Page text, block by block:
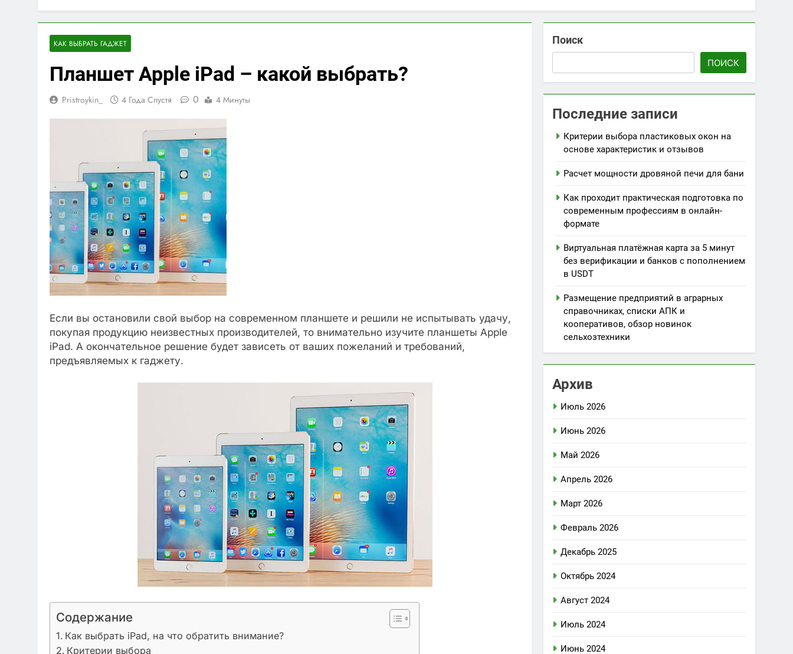
КАК ВЫБРАТЬ ГАДЖЕТ
Планшет Apple iPad – какой выбрать?
Pristroykin_ 4 Года Спустя 0 4 Минуты
Если вы остановили свой выбор на современном планшете и решили не испытывать удачу,
покупая продукцию неизвестных производителей, то внимательно изучите планшеты Apple
iPad. А окончательное решение будет зависеть от ваших пожеланий и требований,
предъявляемых к гаджету.
Содержание
Как выбрать iPad, на что обратить внимание?
Критерии выбора
Поиск
ПОИСК
Последние записи
Критерии выбора пластиковых окон на
основе характеристик и отзывов
Расчет мощности дровяной печи для бани
Как проходит практическая подготовка по
современным профессиям в онлайн-
формате
Виртуальная платёжная карта за 5 минут
без верификации и банков с пополнением
в USDT
Размещение предприятий в аграрных
справочниках, списки АПК и
кооперативов, обзор новинок
сельхозтехники
Архив
Июль 2026
Июнь 2026
Май 2026
Апрель 2026
Март 2026
Февраль 2026
Декабрь 2025
Октябрь 2024
Август 2024
Июль 2024
Июнь 2024